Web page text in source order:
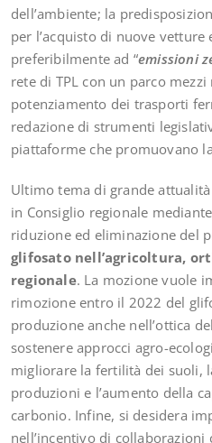
dell’ambiente; la
per l’acquisto di nuove vetture
preferibilmente ad “emissioni
rete di TPL con un parco
potenziamento dei trasporti
redazione di strumenti
piattaforme che promuovano
Ultimo tema di grande
in Consiglio regionale
riduzione ed eliminazione del
glifosato nell’agricoltura,
regionale. La mozione vuole
rimozione entro il 2022 del
produzione anche nell’ottica
sostenere approcci agro-
migliorare la fertilità dei suoli,
produzioni e l’aumento della
carbonio. Infine, si desidera
nell’incentivo di